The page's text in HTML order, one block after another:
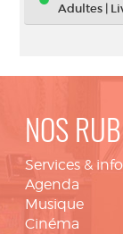
Adultes |
NOS
Services &
Agenda
Musique
Cinéma